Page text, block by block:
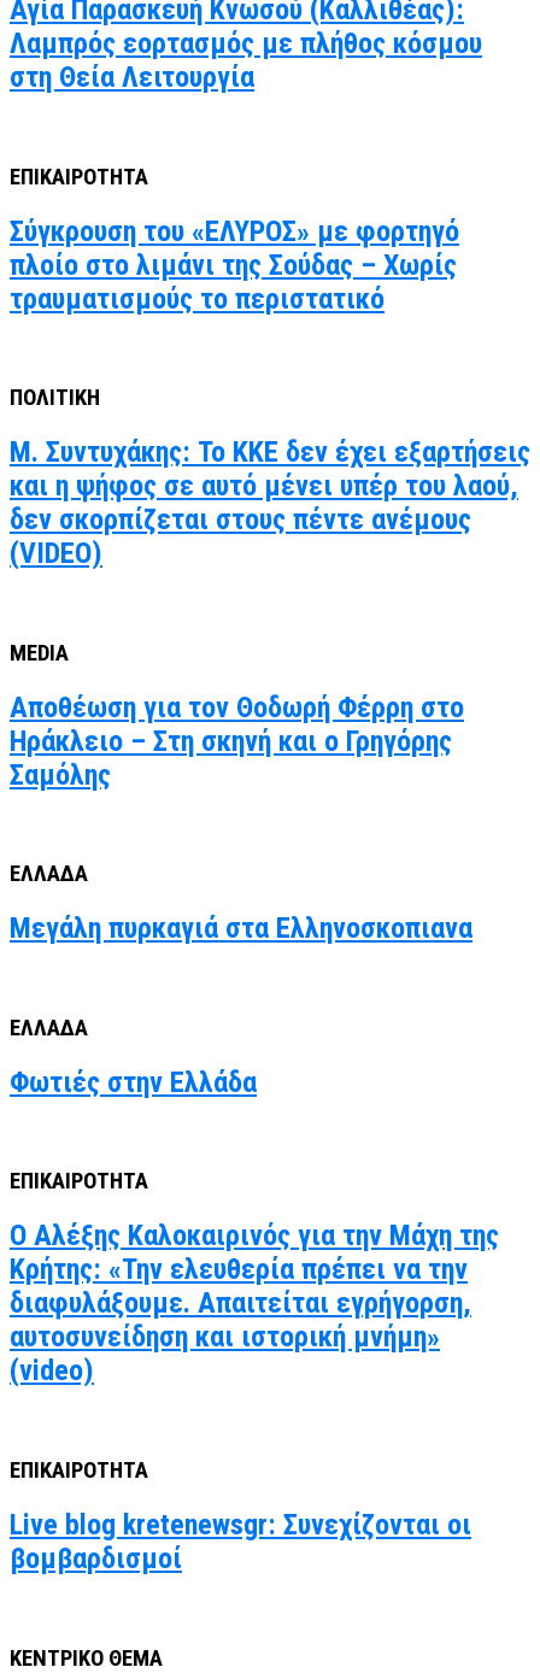
Αγία Παρασκευή Κνωσού (Καλλιθέας):
Λαμπρός εορτασμός με πλήθος κόσμου
στη Θεία Λειτουργία
ΕΠΙΚΑΙΡΟΤΗΤΑ
Σύγκρουση του «ΕΛΥΡΟΣ» με φορτηγό
πλοίο στο λιμάνι της Σούδας – Χωρίς
τραυματισμούς το περιστατικό
ΠΟΛΙΤΙΚΗ
Μ. Συντυχάκης: Το ΚΚΕ δεν έχει εξαρτήσεις
και η ψήφος σε αυτό μένει υπέρ του λαού,
δεν σκορπίζεται στους πέντε ανέμους
(VIDEO)
MEDIA
Αποθέωση για τον Θοδωρή Φέρρη στο
Ηράκλειο – Στη σκηνή και ο Γρηγόρης
Σαμόλης
ΕΛΛΑΔΑ
Μεγάλη πυρκαγιά στα Ελληνοσκοπιανα
ΕΛΛΑΔΑ
Φωτιές στην Ελλάδα
ΕΠΙΚΑΙΡΟΤΗΤΑ
Ο Αλέξης Καλοκαιρινός για την Μάχη της
Κρήτης: «Την ελευθερία πρέπει να την
διαφυλάξουμε. Απαιτείται εγρήγορση,
αυτοσυνείδηση και ιστορική μνήμη»
(video)
ΕΠΙΚΑΙΡΟΤΗΤΑ
Live blog kretenewsgr: Συνεχίζονται οι
βομβαρδισμοί
ΚΕΝΤΡΙΚΟ ΘΕΜΑ